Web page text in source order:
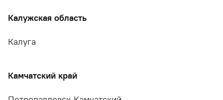
Калужская область
Калуга
Камчатский край